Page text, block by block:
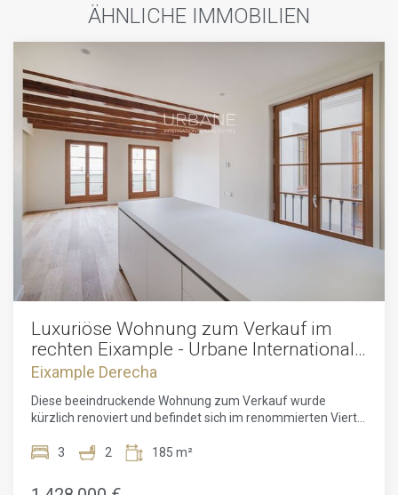
ÄHNLICHE IMMOBILIEN
Luxuriöse Wohnung zum Verkauf im
rechten Eixample - Urbane International
Real Estate
Eixample Derecha
Diese beeindruckende Wohnung zum Verkauf wurde
kürzlich renoviert und befindet sich im renommierten Viertel
Gràcia und der Plaça Catalunya entfernt. Mit einer
Lebensstil in einer der begehrtesten Gegenden von
3 2 185 m²